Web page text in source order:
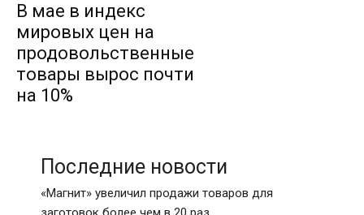
В мае в индекс
мировых цен на
продовольственные
товары вырос почти
на 10%
Последние новости
«Магнит» увеличил продажи товаров для